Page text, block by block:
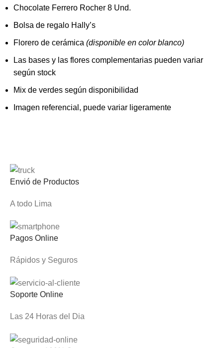
Chocolate Ferrero Rocher 8 Und.
Bolsa de regalo Hally’s
Florero de cerámica(disponible en color blanco)
Las bases y las flores complementarias pueden variar
según stock
Mix de verdes según disponibilidad
Imagen referencial, puede variar ligeramente
Envió de Productos
A todo Lima
Pagos Online
Rápidos y Seguros
Soporte Online
Las 24 Horas del Dia